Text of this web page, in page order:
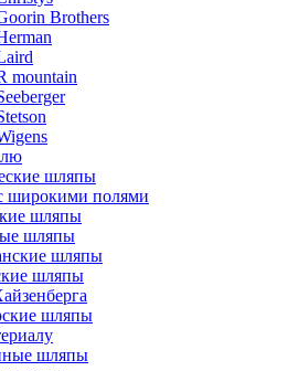
Brothers
mountain
шляпы
полями
шляпы
шляпы
шляпы
шляпы
шляпы
шляпы